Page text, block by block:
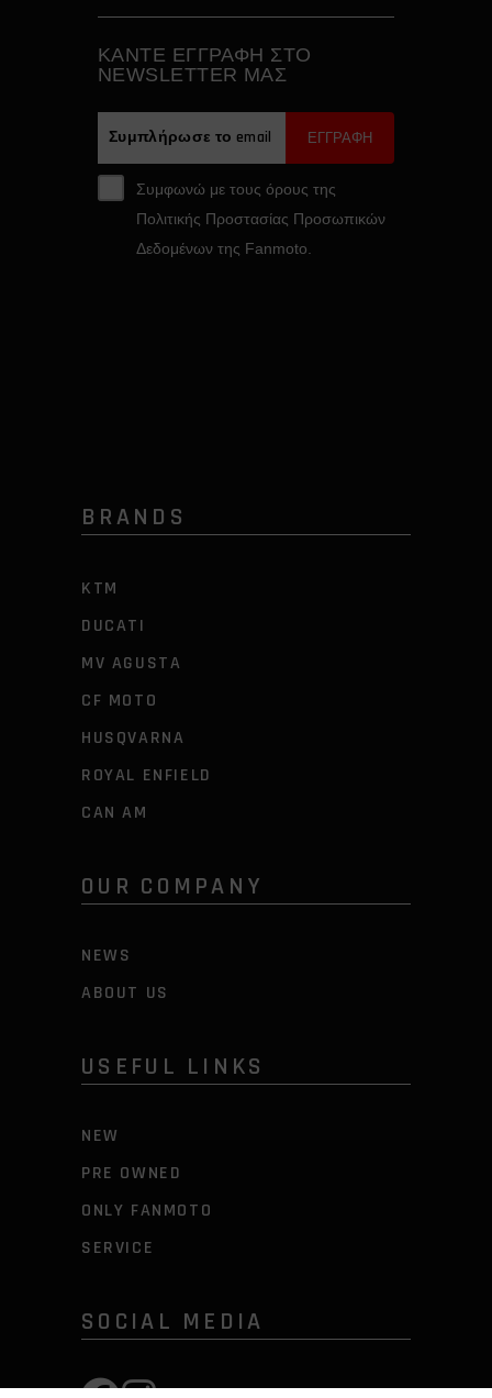
ΚAΝΤΕ ΕΓΓΡΑΦH ΣΤΟ
NEWSLETTER ΜΑΣ
ΕΓΓΡΑΦΗ
Συμφωνώ με τους όρους της
Πολιτικής Προστασίας Προσωπικών
Δεδομένων της Fanmoto.
BRANDS
KTM
DUCATI
MV AGUSTA
CF MOTO
HUSQVARNA
ROYAL ENFIELD
CAN AM
OUR COMPANY
NEWS
ABOUT US
USEFUL LINKS
NEW
PRE OWNED
ONLY FANMOTO
SERVICE
SOCIAL MEDIA